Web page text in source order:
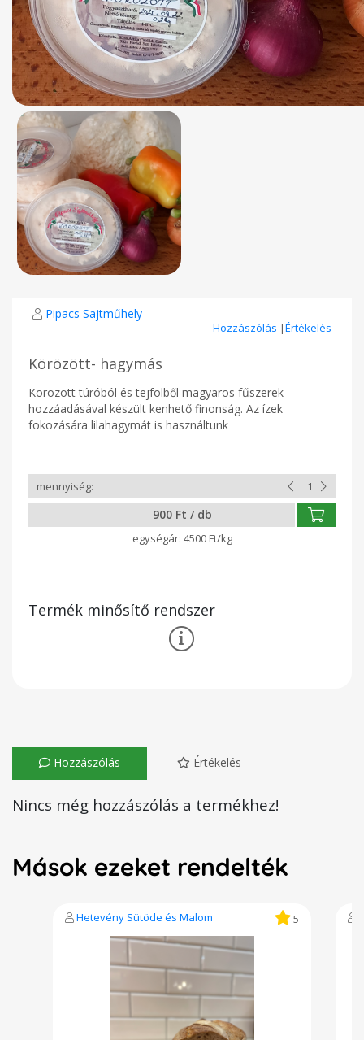
Pipacs Sajtműhely
Hozzászólás |Értékelés
Körözött- hagymás
Körözött túróból és tejfölből magyaros fűszerek
hozzáadásával készült kenhető finonság. Az ízek
fokozására lilahagymát is használtunk
900 Ft / db
4500 Ft/kg
Termék minősítő rendszer
Hozzászólás Értékelés
Nincs még hozzászólás a termékhez!
Mások ezeket rendelték
Hetevény Sütöde és Malom 5